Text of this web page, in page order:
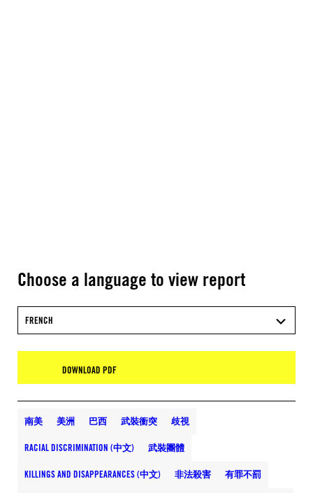
Choose a language to view report
FRENCH
DOWNLOAD PDF
南美 美洲 巴西 武裝衝突 歧視
RACIAL DISCRIMINATION (中文) 武裝團體
KILLINGS AND DISAPPEARANCES (中文) 非法殺害 有罪不罰